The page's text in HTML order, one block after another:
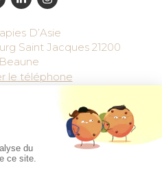
D’Asie
Saint Jacques 21200
Beaune
le téléphone
de confidentialité
par Simplébo